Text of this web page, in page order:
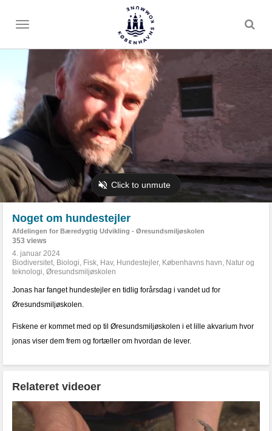
Toggle
Noget om hundestejler
Afdelingen for Bæredygtig Udvikling - Øresundsmiljøskolen
353 views
4. januar 2024
Biodiversitet, Biologi, Fisk, Hav, Hundestejler, Københavns havn, Natur og
teknologi, Øresundsmiljøskolen
Jonas har fanget hundestejler en tidlig forårsdag i vandet ud for
Øresundsmiljøskolen.
Fiskene er kommet med op til Øresundsmiljøskolen i et lille akvarium hvor
jonas viser dem frem og fortæller om hvordan de lever.
Relateret videoer